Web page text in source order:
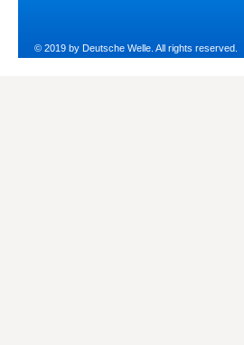
© 2019 by Deutsche Welle. All rights reserved.